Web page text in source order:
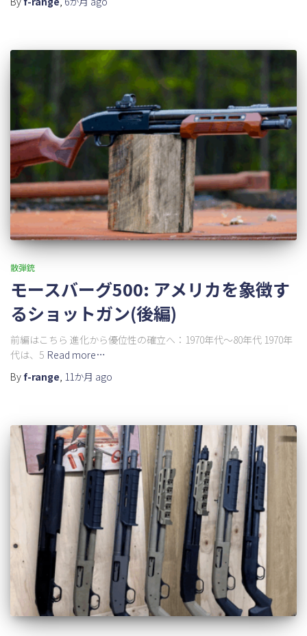
散弾銃
モースバーグ500: アメリカを象徴す
るショットガン(後編)
前編はこちら 進化から優位性の確立へ：1970年代～80年代 1970年
代は、5 Read more…
By f-range, 11か月 ago